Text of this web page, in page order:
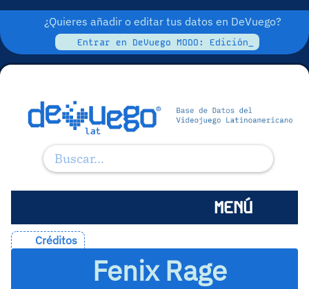
¿Quieres añadir o editar tus datos en DeVuego?
Entrar en DeVuego MODO: Edición_
MENÚ
Créditos
Fenix Rage